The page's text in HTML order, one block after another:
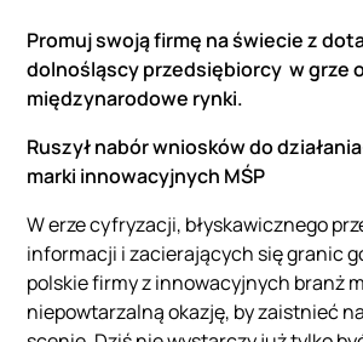
Promuj swoją firmę na świecie z
dolnośląscy przedsiębiorcy w grze o
międzynarodowe rynki.
Ruszył nabór wniosków do
marki innowacyjnych MŚP
W erze cyfryzacji, błyskawicznego
informacji i zacierających się granic
polskie firmy z innowacyjnych branż
niepowtarzalną okazję, by zaistnieć